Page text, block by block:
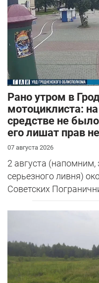
Рано утром в
мотоциклиста:
средстве не
его лишат прав
07 августа 2026
2 августа (напомним,
серьезного ливня)
Советских